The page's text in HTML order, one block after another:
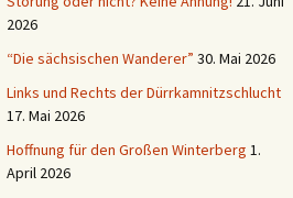
2026
“Die sächsischen Wanderer” 30. Mai 2026
Links und Rechts der Dürrkamnitzschlucht
17. Mai 2026
Hoffnung für den Großen Winterberg 1.
April 2026